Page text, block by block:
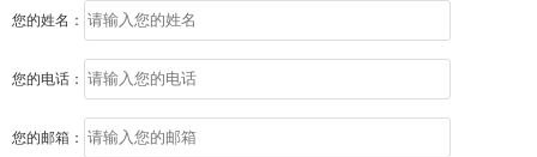
您的姓名：
您的电话：
您的邮箱：